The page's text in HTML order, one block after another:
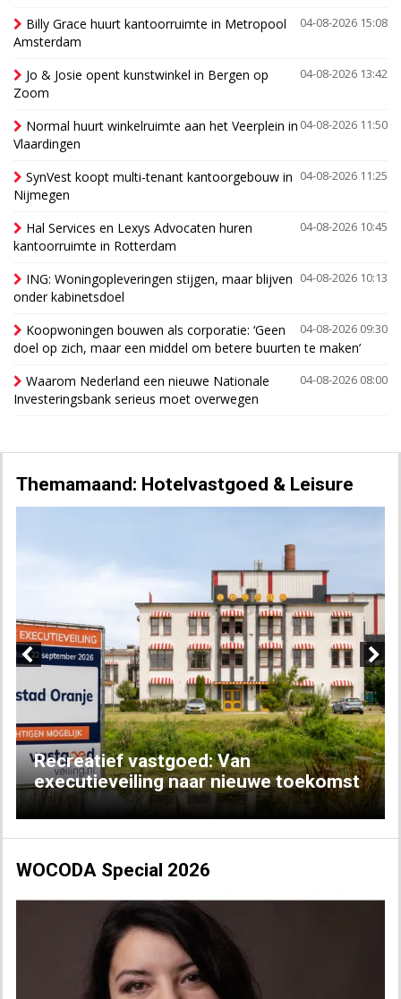
04-08-2026 15:08
Billy Grace huurt kantoorruimte in Metropool
Amsterdam
04-08-2026 13:42
Jo & Josie opent kunstwinkel in Bergen op
Zoom
04-08-2026 11:50
Normal huurt winkelruimte aan het Veerplein in
Vlaardingen
04-08-2026 11:25
SynVest koopt multi-tenant kantoorgebouw in
Nijmegen
04-08-2026 10:45
Hal Services en Lexys Advocaten huren
kantoorruimte in Rotterdam
04-08-2026 10:13
ING: Woningopleveringen stijgen, maar blijven
onder kabinetsdoel
04-08-2026 09:30
Koopwoningen bouwen als corporatie: ‘Geen
doel op zich, maar een middel om betere buurten te maken’
04-08-2026 08:00
Waarom Nederland een nieuwe Nationale
Investeringsbank serieus moet overwegen
Themamaand: Hotelvastgoed & Leisure
Recreatief vastgoed: Van
executieveiling naar nieuwe toekomst
Next
WOCODA Special 2026